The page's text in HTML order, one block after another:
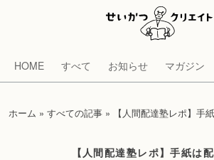
HOME すべて お知らせ マガジン
ホーム » すべての記事 » 【人間配達塾レポ】手
【人間配達塾レポ】手紙は